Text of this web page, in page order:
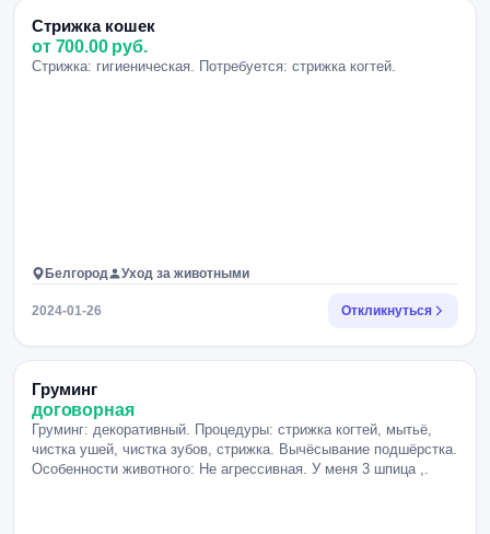
Стрижка кошек
от 700.00 руб.
Стрижка: гигиеническая. Потребуется: стрижка когтей.
Белгород Уход за животными
2024-01-26 Откликнуться
Груминг
договорная
Груминг: декоративный. Процедуры: стрижка когтей, мытьё,
чистка ушей, чистка зубов, стрижка. Вычёсывание подшёрстка.
Особенности животного: Не агрессивная. У меня 3 шпица ,.